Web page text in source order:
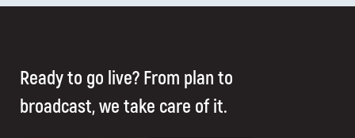
Ready to go live? From plan to
broadcast, we take care of it.